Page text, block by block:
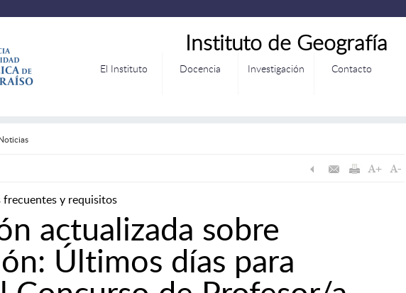
Instituto de Geografía
El Instituto Docencia Investigación Contacto
frecuentes y requisitos
actualizada sobre
Últimos días para